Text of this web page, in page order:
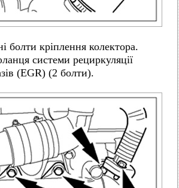
болти кріплення колектора.
системи рециркуляції
(EGR) (2 болти).